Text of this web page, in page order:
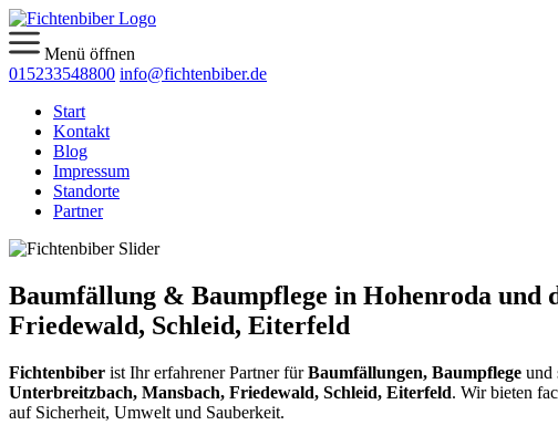
Menü öffnen
015233548800 info@fichtenbiber.de
Start
Kontakt
Blog
Impressum
Standorte
Partner
Baumfällung & Baumpflege in Hohenroda und
Friedewald, Schleid, Eiterfeld
Fichtenbiber ist Ihr erfahrener Partner fürBaumfällungen, Baumpflege und
Unterbreitzbach, Mansbach, Friedewald, Schleid, Eiterfeld. Wir bieten
auf Sicherheit, Umwelt und Sauberkeit.